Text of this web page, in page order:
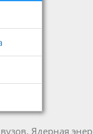
Ядерная